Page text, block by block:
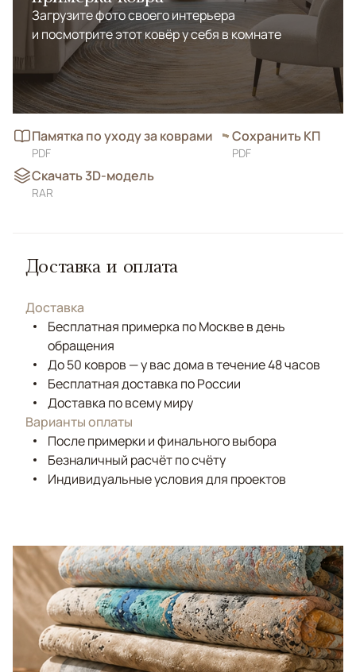
Загрузите фото своего интерьера
и посмотрите этот ковёр у себя в комнате
Памятка по уходу за коврами
PDF
Сохранить КП
PDF
Скачать 3D-модель
RAR
Доставка и оплата
Доставка
Бесплатная примерка по Москве в день
обращения
До 50 ковров — у вас дома в течение 48 часов
Бесплатная доставка по России
Доставка по всему миру
Варианты оплаты
После примерки и финального выбора
Безналичный расчёт по счёту
Индивидуальные условия для проектов